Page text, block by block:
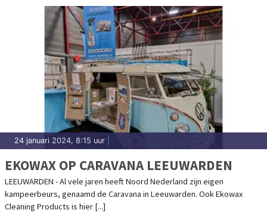
24 januari 2024, 8:15 uur
EKOWAX OP CARAVANA LEEUWARDEN
LEEUWARDEN - Al vele jaren heeft Noord Nederland zijn eigen
kampeerbeurs, genaamd de Caravana in Leeuwarden. Ook Ekowax
Cleaning Products is hier [...]